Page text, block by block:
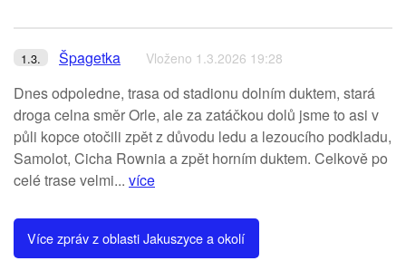
1.3. Špagetka Vloženo 1.3.2026 19:28
Dnes odpoledne, trasa od stadionu dolním duktem, stará
droga celna směr Orle, ale za zatáčkou dolů jsme to asi v
půli kopce otočili zpět z důvodu ledu a lezoucího podkladu,
Samolot, Cicha Rownia a zpět horním duktem. Celkově po
celé trase velmi... více
Více zpráv z oblasti Jakuszyce a okolí